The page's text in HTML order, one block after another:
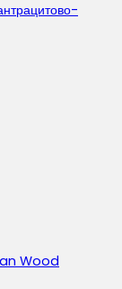
Wood